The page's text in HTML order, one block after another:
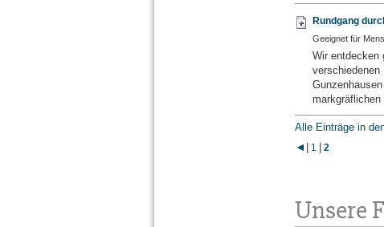
Rundgang
Geeignet für
Wir entdecken
verschiedenen
Alle Einträge in
1 2
Unsere